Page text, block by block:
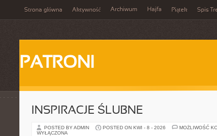
Strona główna Aktywność Archiwum Hajfa Piątek Spis
PATRONI
INSPIRACJE ŚLUBNE
POSTED BY ADMIN POSTED ON KWI - 8 - 2026
MOŻLIWOŚĆ
WYŁĄCZONA